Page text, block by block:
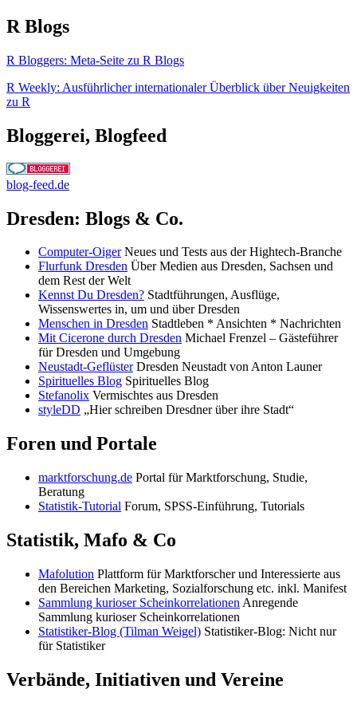
R Blogs
R Bloggers: Meta-Seite zu R Blogs
R Weekly: Ausführlicher internationaler Überblick über Neuigkeiten
zu R
Bloggerei, Blogfeed
blog-feed.de
Dresden: Blogs & Co.
Computer-OigerNeues und Tests aus der Hightech-Branche
Flurfunk Dresden Über Medien aus Dresden, Sachsen und
dem Rest der Welt
Kennst Du Dresden? Stadtführungen, Ausflüge,
Wissenswertes in, um und über Dresden
Menschen in Dresden Stadtleben * Ansichten * Nachrichten
Mit Cicerone durch Dresden Michael Frenzel – Gästeführer
für Dresden und Umgebung
Neustadt-GeflüsterDresden Neustadt von Anton Launer
Spirituelles Blog Spirituelles Blog
Stefanolix Vermischtes aus Dresden
styleDD „Hier schreiben Dresdner über ihre Stadt“
Foren und Portale
marktforschung.de Portal für Marktforschung, Studie,
Beratung
Statistik-Tutorial Forum, SPSS-Einführung, Tutorials
Statistik, Mafo & Co
Mafolution Plattform für Marktforscher und Interessierte aus
den Bereichen Marketing, Sozialforschung etc. inkl. Manifest
Sammlung kurioser Scheinkorrelationen Anregende
Sammlung kurioser Scheinkorrelationen
Statistiker-Blog (Tilman Weigel) Statistiker-Blog: Nicht nur
für Statistiker
Verbände, Initiativen und Vereine